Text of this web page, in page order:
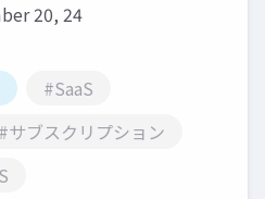
20, 24
#SaaS
#サブスクリプション